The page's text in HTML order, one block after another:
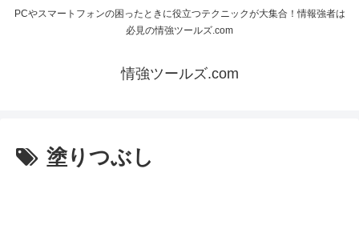
PCやスマートフォンの困ったときに役立つテクニックが大集合！情報強者は
必見の情強ツールズ.com
情強ツールズ.com
塗りつぶし